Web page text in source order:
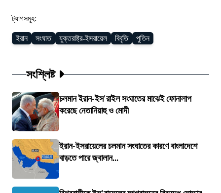
ট্যাগসমূহ:
ইরান সংঘাত যুক্তরাষ্ট্র-ইসরায়েল বিবৃতি পুতিন
সংশ্লিষ্ট
চলমান ইরান-ইস'রাইল সংঘাতের মাঝেই ফোনালাপ
করেছে নেতানিয়াহু ও মোদী
ইরান-ইসরায়েলের চলমান সংঘাতের কারণে বাংলাদেশে
বাড়তে পারে জ্বালান...